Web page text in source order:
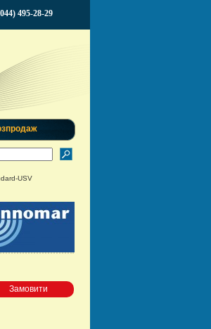
495-28-29
USV
Замовити